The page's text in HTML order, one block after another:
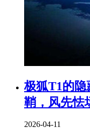
极狐T1的隐
鞘，风先怯
2026-04-11